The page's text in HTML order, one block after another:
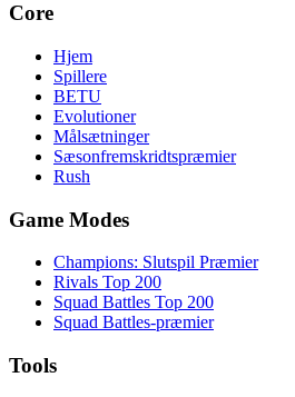
Core
Hjem
Spillere
BETU
Evolutioner
Målsætninger
Sæsonfremskridtspræmier
Rush
Game Modes
Champions: Slutspil Præmier
Rivals Top 200
Squad Battles Top 200
Squad Battles-præmier
Tools